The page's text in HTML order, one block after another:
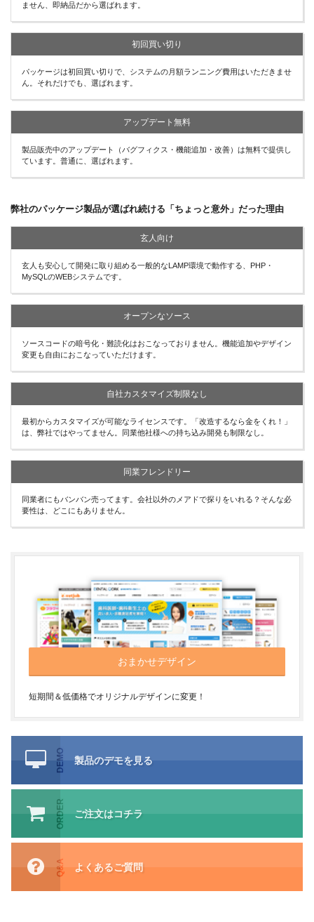
ません、即納品だから選ばれます。
初回買い切り
パッケージは初回買い切りで、システムの月額ランニング費用はいただきませ
ん。それだけでも、選ばれます。
アップデート無料
製品販売中のアップデート（バグフィクス・機能追加・改善）は無料で提供し
ています。普通に、選ばれます。
弊社のパッケージ製品が選ばれ続ける「ちょっと意外」だった理由
玄人向け
玄人も安心して開発に取り組める一般的なLAMP環境で動作する、PHP・
MySQLのWEBシステムです。
オープンなソース
ソースコードの暗号化・難読化はおこなっておりません。機能追加やデザイン
変更も自由におこなっていただけます。
自社カスタマイズ制限なし
最初からカスタマイズが可能なライセンスです。「改造するなら金をくれ！」
は、弊社ではやってません。同業他社様への持ち込み開発も制限なし。
同業フレンドリー
同業者にもバンバン売ってます。会社以外のメアドで探りをいれる？そんな必
要性は、どこにもありません。
おまかせデザイン
短期間＆低価格でオリジナルデザインに変更！
製品のデモを見る
DEMO
ご注文はコチラ
ORDER
よくあるご質問
Q&A